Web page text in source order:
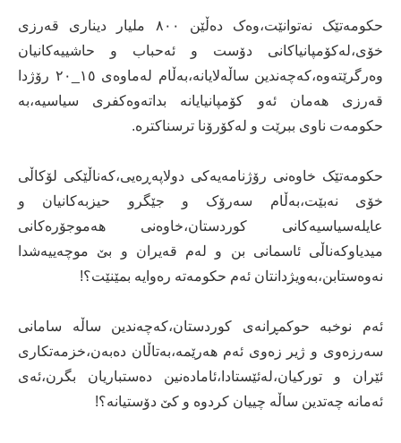
حکومەتێک نەتوانێت،وەک دەڵێن ۸٠٠ ملیار دیناری قەرزی
خۆی،لەکۆمپانیاکانی دۆست و ئەحباب و حاشییەکانیان
وەرگرێتەوە،کەچەندین ساڵەلایانە،بەڵام لەماوەی ۱٥_۲٠ رۆژدا
قەرزی هەمان ئەو کۆمپانیایانە بداتەوەکفری سیاسیە،بە
حکومەت ناوی ببرێت و لەکۆرۆنا ترسناکترە.
حکومەتێک خاوەنی رۆژنامەیەکی دولاپەڕەیی،کەناڵێکی لۆکاڵی
خۆی نەبێت،بەڵام سەرۆک و جێگرو حیزبەکانیان و
عایلەسیاسیەکانی کوردستان،خاوەنی هەموجۆرەکانی
میدیاوکەناڵی ئاسمانی بن و لەم قەیران و بێ موچەییەشدا
نەوەستابن،بەویژدانتان ئەم حکومەتە رەوایە بمێنێت؟!
ئەم نوخبە حوکمڕانەی کوردستان،کەچەندین ساڵە سامانی
سەرزەوی و ژیر زەوی ئەم هەرێمە،بەتاڵان دەبەن،خزمەتکاری
ئێران و تورکیان،لەئێستادا،ئامادەنین دەستباریان بگرن،ئەی
ئەمانە چەتدین ساڵە چییان کردوە و کێ دۆستیانە؟!